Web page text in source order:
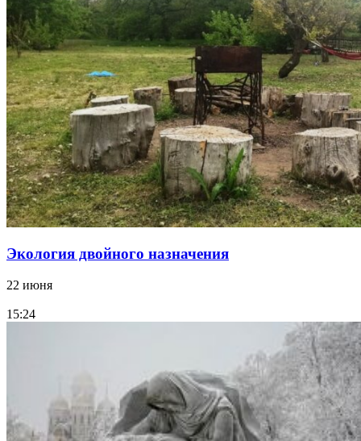
Экология двойного назначения
22 июня
15:24